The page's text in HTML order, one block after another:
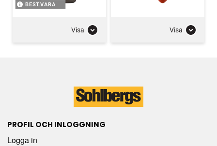
BEST.VARA
Visa Visa
PROFIL OCH INLOGGNING
Logga in